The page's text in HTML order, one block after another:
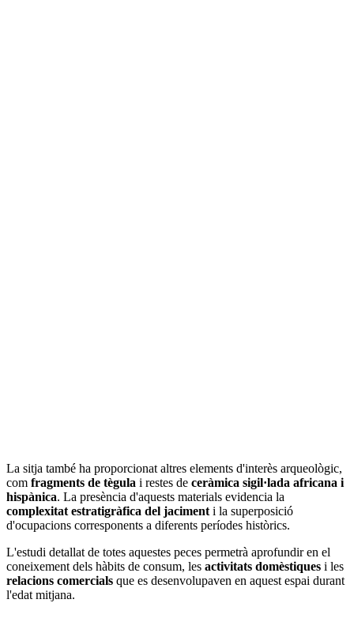
La sitja també ha proporcionat altres elements d'interès arqueològic,
com fragments de tègula i restes de ceràmica sigil·lada africana i
hispànica. La presència d'aquests materials evidencia la
complexitat estratigràfica del jaciment i la superposició
d'ocupacions corresponents a diferents períodes històrics.
L'estudi detallat de totes aquestes peces permetrà aprofundir en el
coneixement dels hàbits de consum, les activitats domèstiques i les
relacions comercials que es desenvolupaven en aquest espai durant
l'edat mitjana.